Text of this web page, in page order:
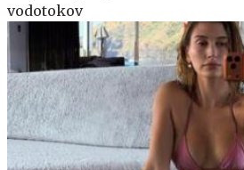
vodotokov